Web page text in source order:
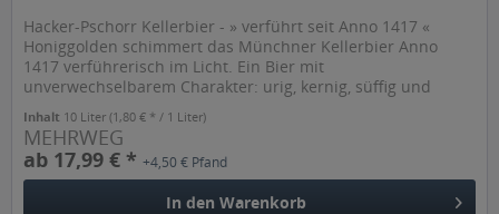
Hacker-Pschorr Kellerbier - » verführt seit Anno 1417 «
Honiggolden schimmert das Münchner Kellerbier Anno
1417 verführerisch im Licht. Ein Bier mit
unverwechselbarem Charakter: urig, kernig, süffig und
Inhalt 10 Liter(1,80 € * / 1 Liter)
MEHRWEG
ab 17,99 € *+4,50 € Pfand
In den Warenkorb